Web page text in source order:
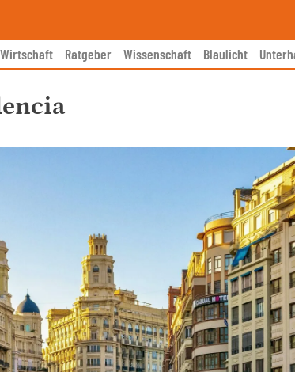
Wirtschaft Ratgeber Wissenschaft Blaulicht